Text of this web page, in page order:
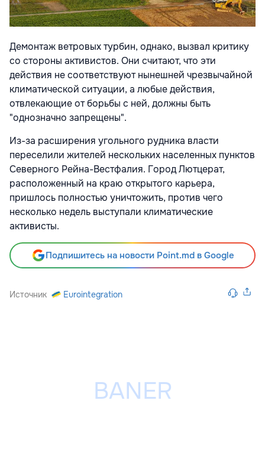
Демонтаж ветровых турбин, однако, вызвал критику
со стороны активистов. Они считают, что эти
действия не соответствуют нынешней чрезвычайной
климатической ситуации, а любые действия,
отвлекающие от борьбы с ней, должны быть
"однозначно запрещены".
Из-за расширения угольного рудника власти
переселили жителей нескольких населенных пунктов
Северного Рейна-Вестфалия. Город Лютцерат,
расположенный на краю открытого карьера,
пришлось полностью уничтожить, против чего
несколько недель выступали климатические
активисты.
Подпишитесь на новости Point.md в Google
Источник Eurointegration